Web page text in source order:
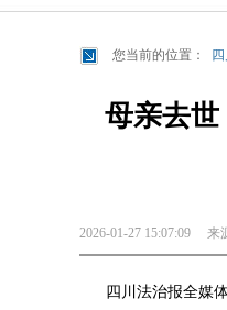
您当前的位置：
母亲去
2026-01-27 15:07:09 来
四川法治报全媒体